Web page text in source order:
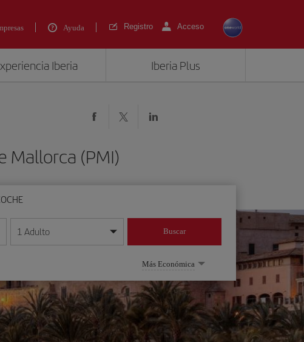
Ayuda Registro Acceso
Iberia Iberia Plus
Mallorca (PMI)
formato día/mes/año
1 Adulto Buscar
Más Económica